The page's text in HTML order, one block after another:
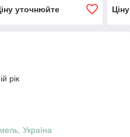
уточнюйте
рік
Україна